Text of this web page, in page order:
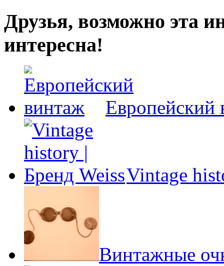
Друзья, возможно эта
интересна!
Европейский
Vintage
Винтажные